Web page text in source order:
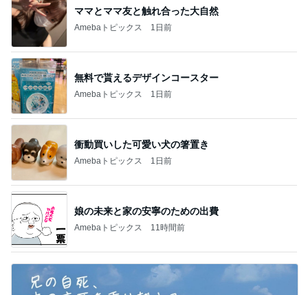
ママとママ友と触れ合った大自然
Amebaトピックス 1日前
無料で貰えるデザインコースター
Amebaトピックス 1日前
衝動買いした可愛い犬の箸置き
Amebaトピックス 1日前
娘の未来と家の安寧のための出費
Amebaトピックス 11時間前